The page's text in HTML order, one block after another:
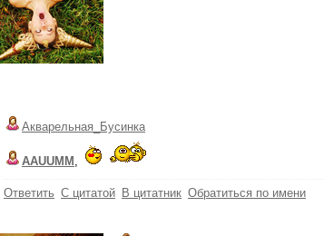
Акварельная_Бусинка
AAUUMM ,
Ответить С цитатой В цитатник Обратиться по имени